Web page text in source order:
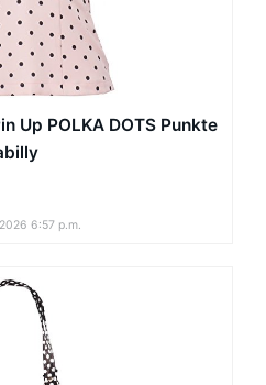
Up POLKA DOTS Punkte
6:57 p.m.